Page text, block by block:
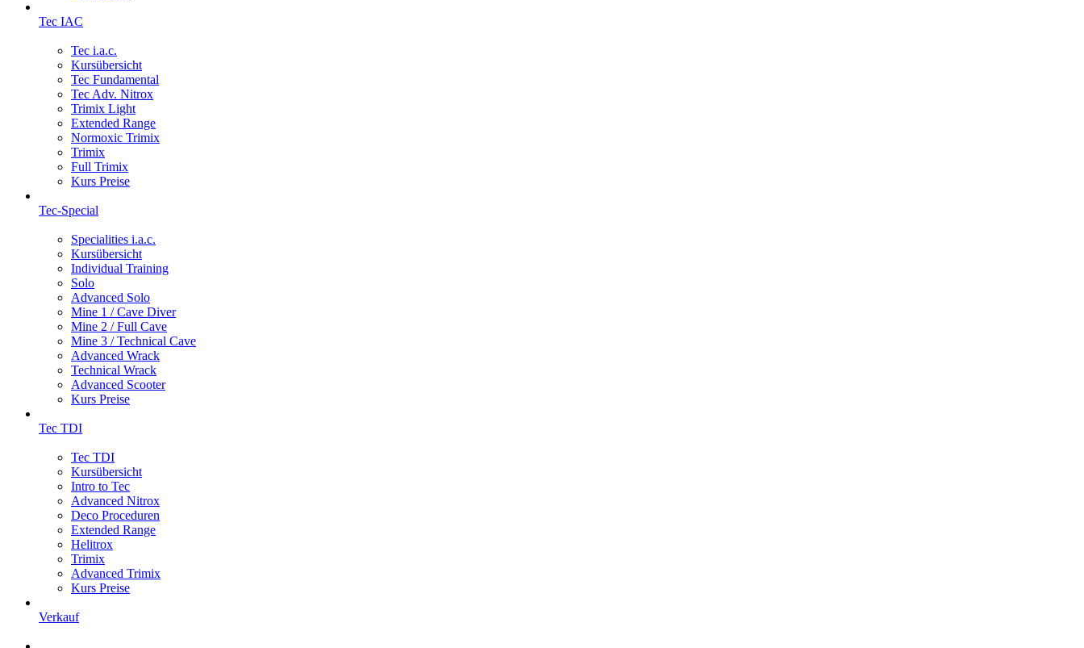
Tec IAC
Tec i.a.c.
Kursübersicht
Tec Fundamental
Tec Adv. Nitrox
Trimix Light
Extended Range
Normoxic Trimix
Trimix
Full Trimix
Kurs Preise
Tec-Special
Specialities i.a.c.
Kursübersicht
Individual Training
Solo
Advanced Solo
Mine 1 / Cave Diver
Mine 2 / Full Cave
Mine 3 / Technical Cave
Advanced Wrack
Technical Wrack
Advanced Scooter
Kurs Preise
Tec TDI
Tec TDI
Kursübersicht
Intro to Tec
Advanced Nitrox
Deco Proceduren
Extended Range
Helitrox
Trimix
Advanced Trimix
Kurs Preise
Verkauf